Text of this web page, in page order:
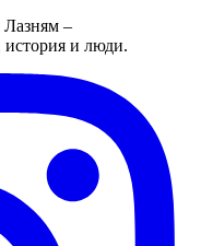
–
история и люди.